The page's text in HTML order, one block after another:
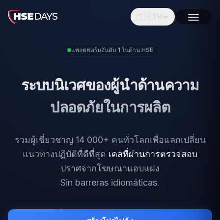
🇹🇭TH
แพลตฟอร์มอันดับ 1 ในด้าน HSE
ระบบนิเวศของผู้นำด้านความ
ปลอดภัยในการผลิต
รวมผู้เชี่ยวชาญ 14 000+ คนทั่วโลกเพื่อแลกเปลี่ยน
แนวทางปฏิบัติที่ดีที่สุด เคสที่ผ่านการตรวจสอบ
ปราศจากโฆษณาแอบแฝง
ไม่щีอุ42รรคท9Iภาyา.Gсшt